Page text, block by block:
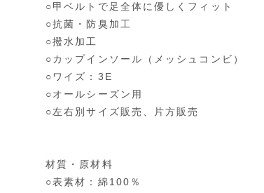
○甲ベルトで足全体に優しくフィット
○抗菌・防臭加工
○撥水加工
○カップインソール（メッシュコンビ）
○ワイズ：3E
○オールシーズン用
○左右別サイズ販売、片方販売
材質・原材料
○表素材：綿100％